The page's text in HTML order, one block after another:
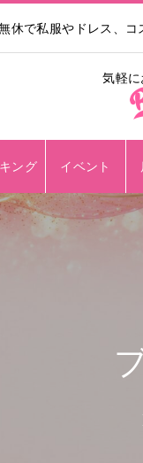
で私服やドレス、
気軽に
ング イベント